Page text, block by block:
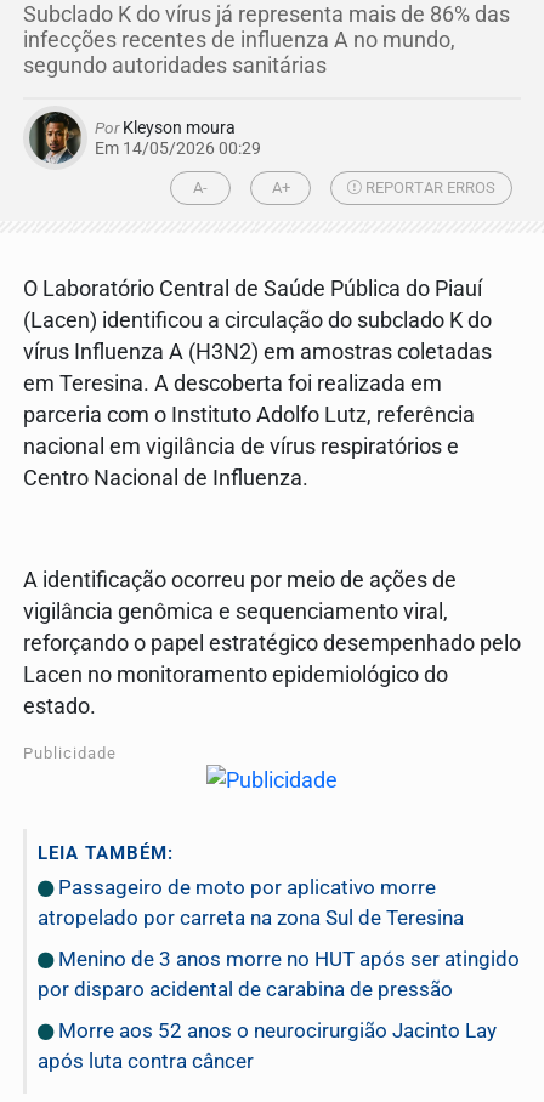
Subclado K do vírus já representa mais de 86% das
infecções recentes de influenza A no mundo,
segundo autoridades sanitárias
PorKleyson moura
Em 14/05/2026 00:29
A- A+ REPORTAR ERROS
O Laboratório Central de Saúde Pública do Piauí
(Lacen) identificou a circulação do subclado K do
vírus Influenza A (H3N2) em amostras coletadas
em Teresina. A descoberta foi realizada em
parceria com o Instituto Adolfo Lutz, referência
nacional em vigilância de vírus respiratórios e
Centro Nacional de Influenza.
A identificação ocorreu por meio de ações de
vigilância genômica e sequenciamento viral,
reforçando o papel estratégico desempenhado pelo
Lacen no monitoramento epidemiológico do
estado.
Publicidade
LEIA TAMBÉM:
Passageiro de moto por aplicativo morre
atropelado por carreta na zona Sul de Teresina
Menino de 3 anos morre no HUT após ser atingido
por disparo acidental de carabina de pressão
Morre aos 52 anos o neurocirurgião Jacinto Lay
após luta contra câncer